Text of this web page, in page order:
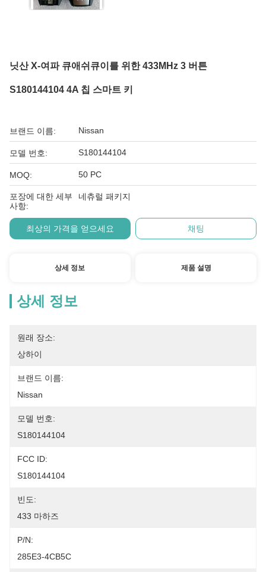
닛산 X-여파 큐애쉬큐이를 위한 433MHz 3 버튼
S180144104 4A 칩 스마트 키
브랜드 이름: Nissan
모델 번호: S180144104
MOQ: 50 PC
포장에 대한 세부
사항:
네츄럴 패키지
최상의 가격을 얻으세요 채팅
상세 정보 제품 설명
상세 정보
원래 장소:
상하이
브랜드 이름:
Nissan
모델 번호:
S180144104
FCC ID:
S180144104
빈도:
433 마하즈
P/n:
285E3-4CB5C